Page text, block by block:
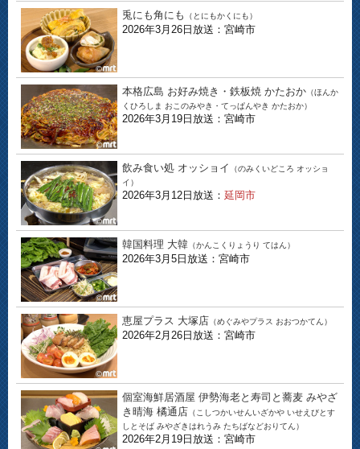
兎にも角にも （とにもかくにも）
2026年3月26日放送：宮崎市
本格広島 お好み焼き・鉄板焼 かたおか （ほんか
くひろしま おこのみやき・てっぱんやき かたおか）
2026年3月19日放送：宮崎市
飲み食い処 オッショイ
（のみくいどころ オッショ
イ）
2026年3月12日放送： 延岡市
韓国料理 大韓 （かんこくりょうり てはん）
2026年3月5日放送：宮崎市
恵屋プラス 大塚店 （めぐみやプラス おおつかてん）
2026年2月26日放送：宮崎市
個室海鮮居酒屋 伊勢海老と寿司と蕎麦 みやざ
き晴海 橘通店 （こしつかいせんいざかや いせえびとす
しとそば みやざきはれうみ たちばなどおりてん）
2026年2月19日放送：宮崎市